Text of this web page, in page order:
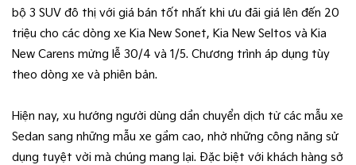
bộ 3 SUV đô thị với giá bán tốt nhất khi ưu đãi giá lên đến 20
triệu cho các dòng xe Kia New Sonet, Kia New Seltos và Kia
New Carens mừng lễ 30/4 và 1/5. Chương trình áp dụng tùy
theo dòng xe và phiên bản.
Hiện nay, xu hướng người dùng dần chuyển dịch từ các mẫu xe
Sedan sang những mẫu xe gầm cao, nhờ những công năng sử
dụng tuyệt vời mà chúng mang lại. Đặc biệt với khách hàng sở